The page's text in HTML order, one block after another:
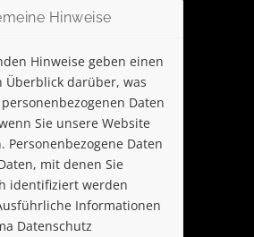
Hinweise
Hinweise geben einen
Überblick darüber, was
Daten
Sie unsere Website
Personenbezogene Daten
mit denen Sie
identifiziert werden
Informationen
Datenschutz